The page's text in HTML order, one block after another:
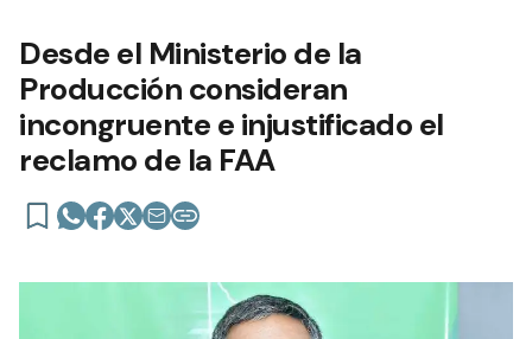
Desde el Ministerio de la
Producción consideran
incongruente e injustificado el
reclamo de la FAA